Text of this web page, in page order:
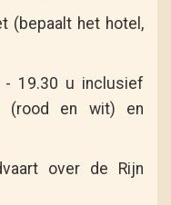
(bepaalt het hotel,
- 19.30 u inclusief
(rood en wit) en
over de Rijn